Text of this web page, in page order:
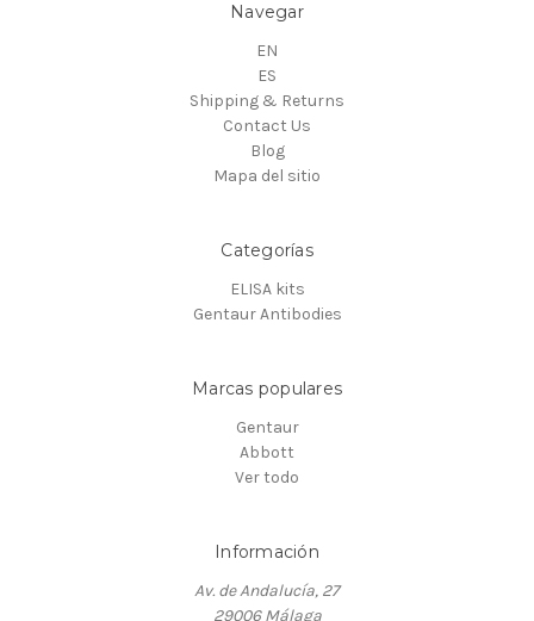
Navegar
EN
ES
Shipping & Returns
Contact Us
Blog
Mapa del sitio
Categorías
ELISA kits
Gentaur Antibodies
Marcas populares
Gentaur
Abbott
Ver todo
Información
Av. de Andalucía, 27
29006 Málaga